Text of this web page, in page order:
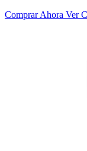
Comprar Ahora Ver